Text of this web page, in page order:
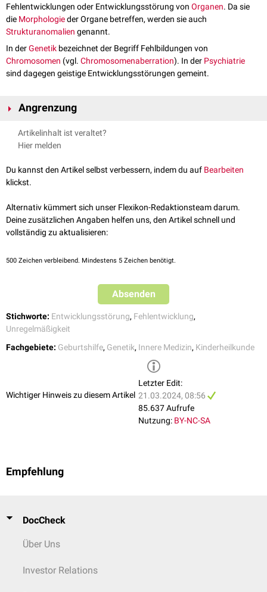
Fehlentwicklungen oder Entwicklungsstörung von Organen. Da sie
die Morphologieder Organe betreffen, werden sie auch
Strukturanomalien genannt.
In derGenetik bezeichnet der Begriff Fehlbildungen von
Chromosomen (vgl. Chromosomenaberration). In der Psychiatrie
sind dagegen geistige Entwicklungsstörungen gemeint.
Angrenzung
Anomalien als eher geringgradige Entwicklungsunregelmäßigkeiten sind
abzugrenzen von höhergradigen
Artikelinhalt ist veraltet?
Hier melden
Du kannst den Artikel selbst verbessern, indem du auf Bearbeiten
klickst.
Alternativ kümmert sich unser Flexikon-Redaktionsteam darum.
Deine zusätzlichen Angaben helfen uns, den Artikel schnell und
vollständig zu aktualisieren:
500 Zeichen verbleibend. Mindestens 5 Zeichen benötigt.
Absenden
Stichworte: Entwicklungsstörung, Fehlentwicklung,
Unregelmäßigkeit
Fachgebiete: Geburtshilfe, Genetik, Innere Medizin, Kinderheilkunde
Wichtiger Hinweis zu diesem Artikel
Letzter Edit:
21.03.2024, 08:56
85.637 Aufrufe
Nutzung: BY-NC-SA
Empfehlung
DocCheck
Über Uns
Investor Relations